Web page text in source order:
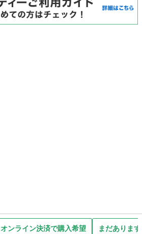
オンライン決済で購入希望 まだありま